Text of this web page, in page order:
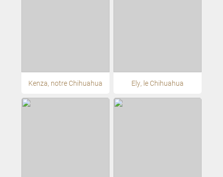
Kenza, notre Chihuahua Ely, le Chihuahua